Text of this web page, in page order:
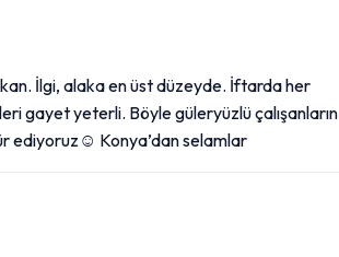
İlgi, alaka en üst düzeyde. İftarda her
gayet yeterli. Böyle güleryüzlü çalışanların
ediyoruz☺️ Konya’dan selamlar